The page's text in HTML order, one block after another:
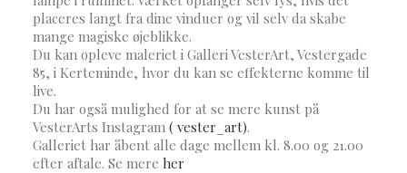
placeres langt fra dine vinduer og vil selv da skabe
mange magiske øjeblikke.
Du kan opleve maleriet i Galleri VesterArt, Vestergade
85, i Kerteminde, hvor du kan se effekterne komme til
live.
Du har også mulighed for at se mere kunst på
VesterArts Instagram ( vester_art).
Galleriet har åbent alle dage mellem kl. 8.00 og 21.00
efter aftale. Se mere her